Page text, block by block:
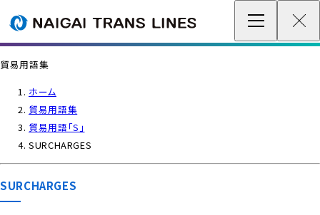
企業情報 / グローバルネットワーク
各種情報
貿易用語集
ホーム
貿易用語集
貿易用語「S」
SURCHARGES
SURCHARGES